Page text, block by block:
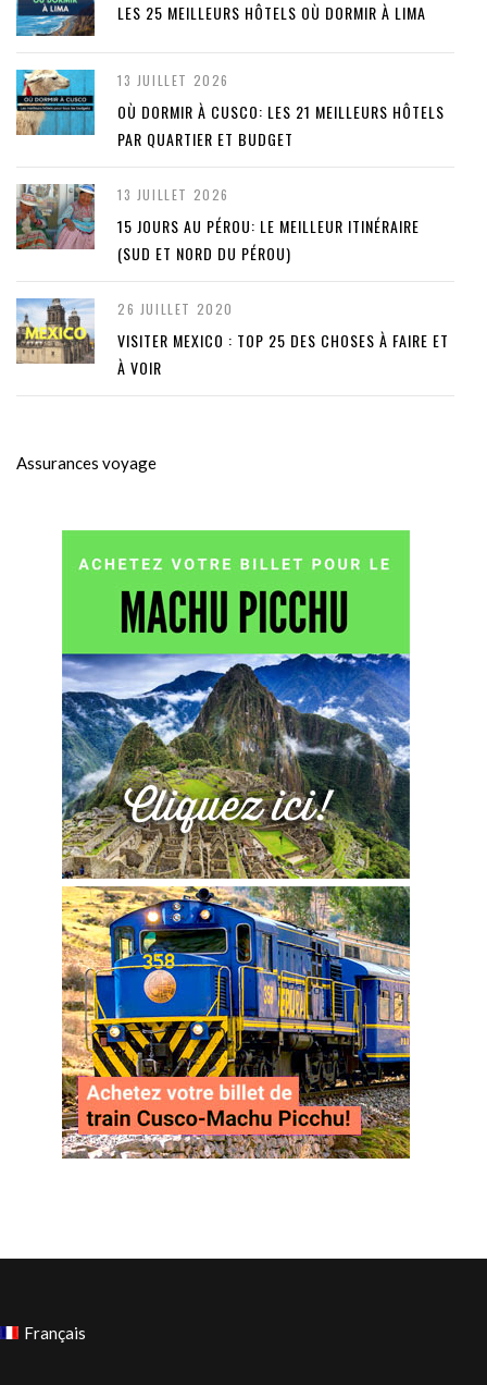
LES 25 MEILLEURS HÔTELS OÙ DORMIR À LIMA
13 JUILLET 2026
OÙ DORMIR À CUSCO: LES 21 MEILLEURS HÔTELS
PAR QUARTIER ET BUDGET
13 JUILLET 2026
15 JOURS AU PÉROU: LE MEILLEUR ITINÉRAIRE
(SUD ET NORD DU PÉROU)
26 JUILLET 2020
VISITER MEXICO : TOP 25 DES CHOSES À FAIRE ET
À VOIR
Assurances voyage
Français